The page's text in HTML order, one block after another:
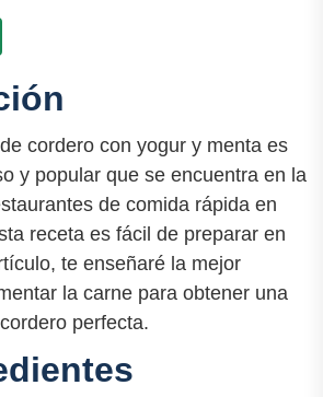
cordero con yogur y menta es
y popular que se encuentra en la
de comida rápida en
receta es fácil de preparar en
te enseñaré la mejor
la carne para obtener una
perfecta.